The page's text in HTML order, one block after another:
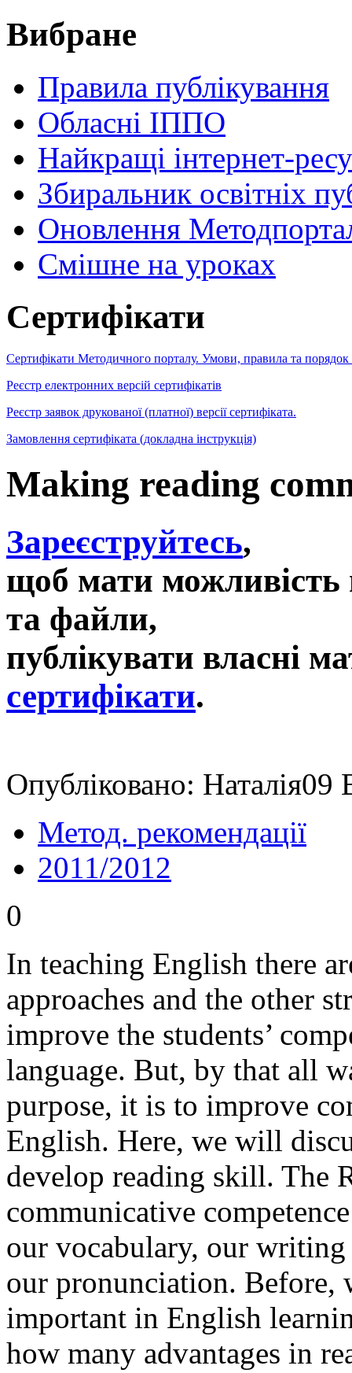
Вибране
Правила публікування
Обласні ІППО
Найкращі інтернет-
Збиральник освітніх
Оновлення
Cмішне на уроках
Сертифікати
Сертифікати Методичного порталу. Умови, правила та порядок
Реєстр електронних версій сертифікатів
Реєстр заявок друкованої (платної) версії сертифіката.
Замовлення сертифіката (докладна інструкція)
Making reading
Зареєструйтесь,
щоб мати можливість
та файли,
публікувати власні
сертифікати.
Опубліковано:
Метод. рекомендації
2011/2012
0
In teaching English there
approaches and the other
improve the students’
language. But, by that all
purpose, it is to improve
English. Here, we will
develop reading skill. The
communicative
our vocabulary, our
our pronunciation. Before,
important in English
how many advantages in